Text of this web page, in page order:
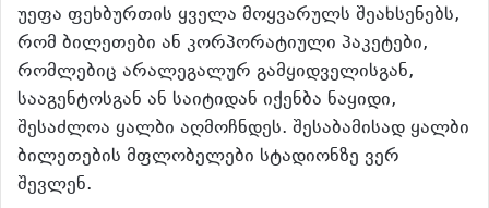
უეფა ფეხბურთის ყველა მოყვარულს შეახსენებს,
რომ ბილეთები ან კორპორატიული პაკეტები,
რომლებიც არალეგალურ გამყიდველისგან,
სააგენტოსგან ან საიტიდან იქენბა ნაყიდი,
შესაძლოა ყალბი აღმოჩნდეს. შესაბამისად ყალბი
ბილეთების მფლობელები სტადიონზე ვერ
შევლენ.